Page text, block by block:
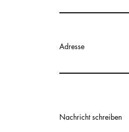
Adresse
Nachricht schreiben